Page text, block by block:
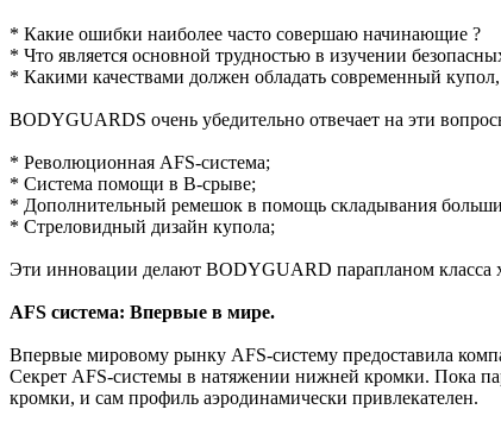
* Какие ошибки наиболее часто совершаю начинающие ?
* Что является основной трудностью в изучении
* Какими качествами должен обладать современный
BODYGUARDS очень убедительно отвечает на эти
* Революционная AFS-система;
* Система помощи в B-срыве;
* Дополнительный ремешок в помощь складывания
* Стреловидный дизайн купола;
Эти инновации делают BODYGUARD парапланом класса
AFS система: Впервые в мире.
Впервые мировому рынку AFS-систему предоставила
Секрет AFS-системы в натяжении нижней кромки. Пока
кромки, и сам профиль аэродинамически привлекателен.